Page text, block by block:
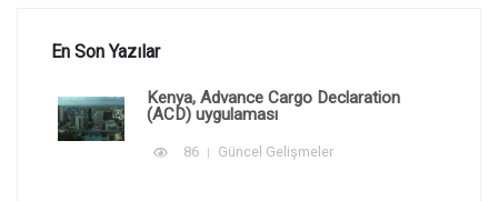
En Son Yazılar
Kenya, Advance Cargo Declaration
(ACD) uygulaması
86 Güncel Gelişmeler